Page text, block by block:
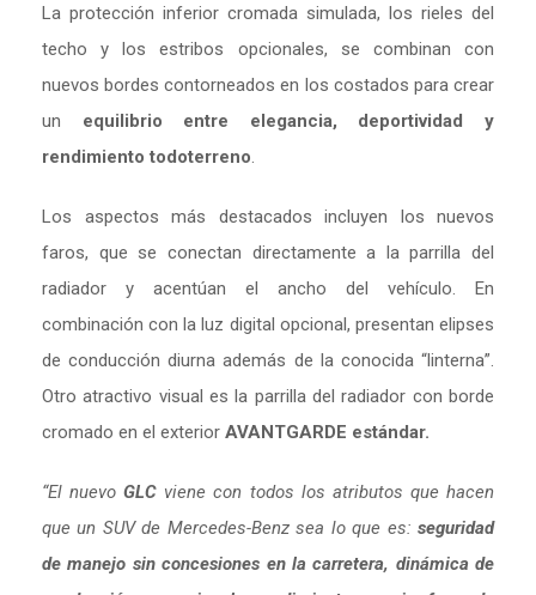
La protección inferior cromada simulada, los rieles del
techo y los estribos opcionales, se combinan con
nuevos bordes contorneados en los costados para crear
un equilibrio entre elegancia, deportividad y
rendimiento todoterreno
Los aspectos más destacados incluyen los nuevos
faros, que se conectan directamente a la parrilla del
radiador y acentúan el ancho del vehículo. En
combinación con la luz digital opcional, presentan elipses
de conducción diurna además de la conocida “linterna”.
Otro atractivo visual es la parrilla del radiador con borde
cromado en el exterior AVANTGARDE estándar.
“El nuevoGLC viene con todos los atributos que hacen
que un SUV de Mercedes-Benz sea lo que es: seguridad
de manejo sin concesiones en la carretera, dinámica de